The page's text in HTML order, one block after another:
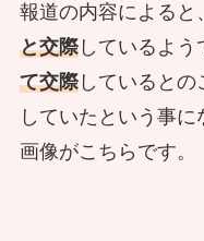
報道の内容によると、
と交際しているよう
て交際しているとの
していたという事
画像がこちらです。